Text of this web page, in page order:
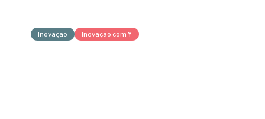
Inovação Inovação com Y